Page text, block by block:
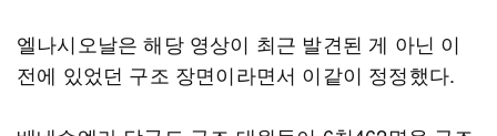
엘나시오날은 해당 영상이 최근 발견된 게 아닌 이
전에 있었던 구조 장면이라면서 이같이 정정했다.